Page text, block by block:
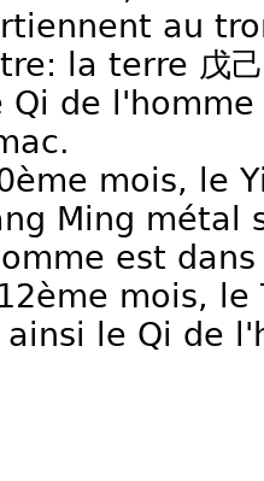
au
la terre 戊
Qi de
mois, le
Ming métal
est
mois, le
le Qi de